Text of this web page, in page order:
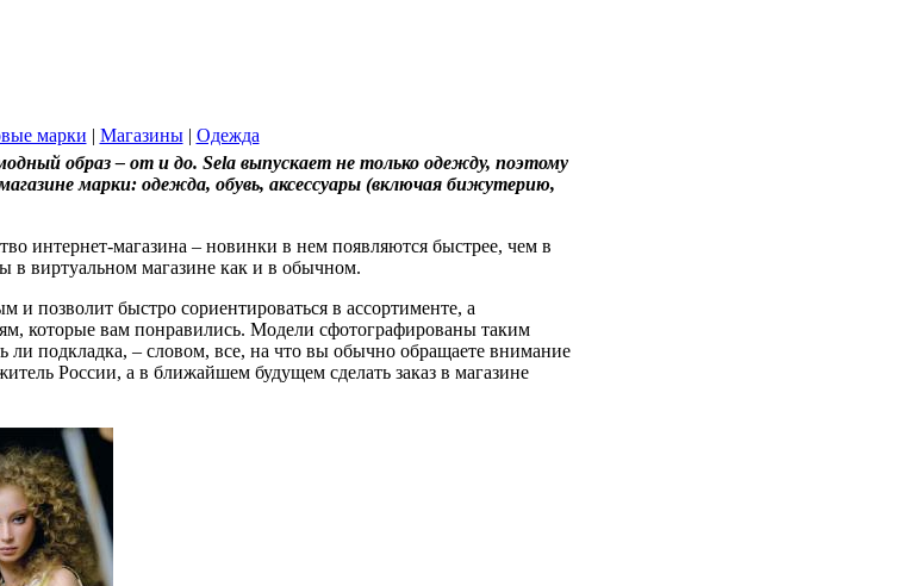
марки | Магазины| Одежда
образ – от и до. Sela выпускает не только одежду, поэтому
марки: одежда, обувь, аксессуары (включая бижутерию,
интернет-магазина – новинки в нем появляются быстрее, чем в
в виртуальном магазине как и в обычном.
позволит быстро сориентироваться в ассортименте, а
которые вам понравились. Модели сфотографированы таким
ли подкладка, – словом, все, на что вы обычно обращаете внимание
России, а в ближайшем будущем сделать заказ в магазине